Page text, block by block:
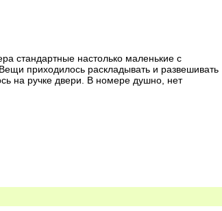
стандартные настолько маленькие с
приходилось раскладывать и развешивать
на ручке двери. В номере душно, нет